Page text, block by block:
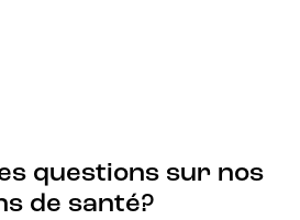
questions sur nos
de santé?